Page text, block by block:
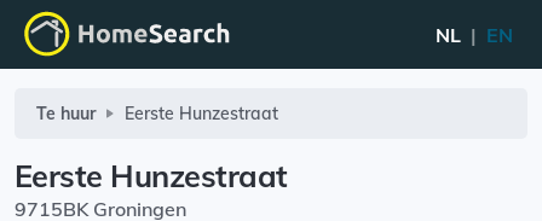
NL | EN
Te huur Eerste Hunzestraat
Eerste Hunzestraat
9715BK Groningen